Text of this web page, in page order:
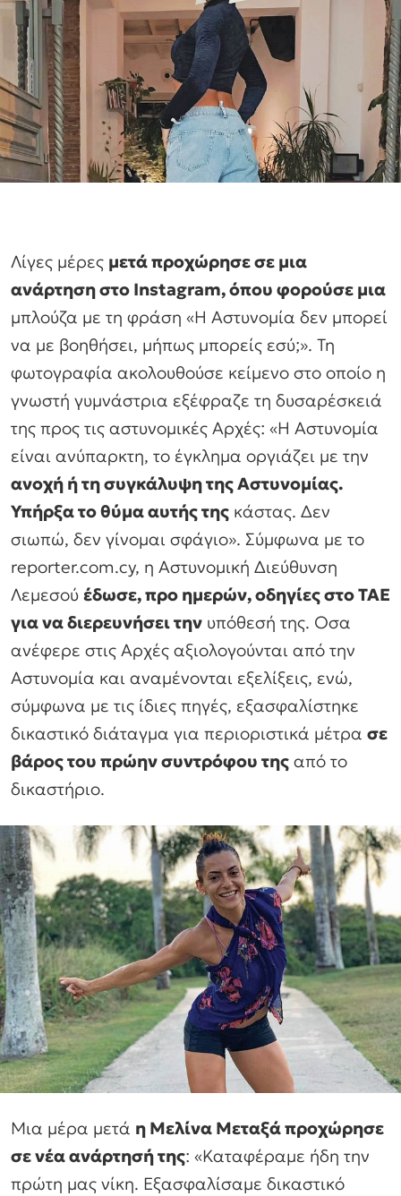
Λίγες μέρες μετά προχώρησε σε μια
ανάρτηση στο Ιnstagram, όπου φορούσε μια
μπλούζα με τη φράση «Η Αστυνομία δεν μπορεί
να με βοηθήσει, μήπως μπορείς εσύ;». Τη
φωτογραφία ακολουθούσε κείμενο στο οποίο η
γνωστή γυμνάστρια εξέφραζε τη δυσαρέσκειά
της προς τις αστυνομικές Αρχές: «Η Αστυνομία
είναι ανύπαρκτη, το έγκλημα οργιάζει με την
ανοχή ή τη συγκάλυψη της Αστυνομίας.
Υπήρξα το θύμα αυτής της κάστας. Δεν
σιωπώ, δεν γίνομαι σφάγιο». Σύμφωνα με το
reporter.com.cy, η Αστυνομική Διεύθυνση
Λεμεσού έδωσε, προ ημερών, οδηγίες στο ΤΑΕ
για να διερευνήσει την υπόθεσή της. Οσα
ανέφερε στις Αρχές αξιολογούνται από την
Αστυνομία και αναμένονται εξελίξεις, ενώ,
σύμφωνα με τις ίδιες πηγές, εξασφαλίστηκε
δικαστικό διάταγμα για περιοριστικά μέτρα σε
βάρος του πρώην συντρόφου της από το
δικαστήριο.
Μια μέρα μετά η Μελίνα Μεταξά προχώρησε
σε νέα ανάρτησή της: «Καταφέραμε ήδη την
πρώτη μας νίκη. Εξασφαλίσαμε δικαστικό